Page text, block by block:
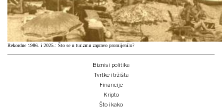
Rekordne 1986. i 2025.: Što se u turizmu zapravo promijenilo?
Biznis i politika
Tvrtke i tržišta
Financije
Kripto
Što i kako